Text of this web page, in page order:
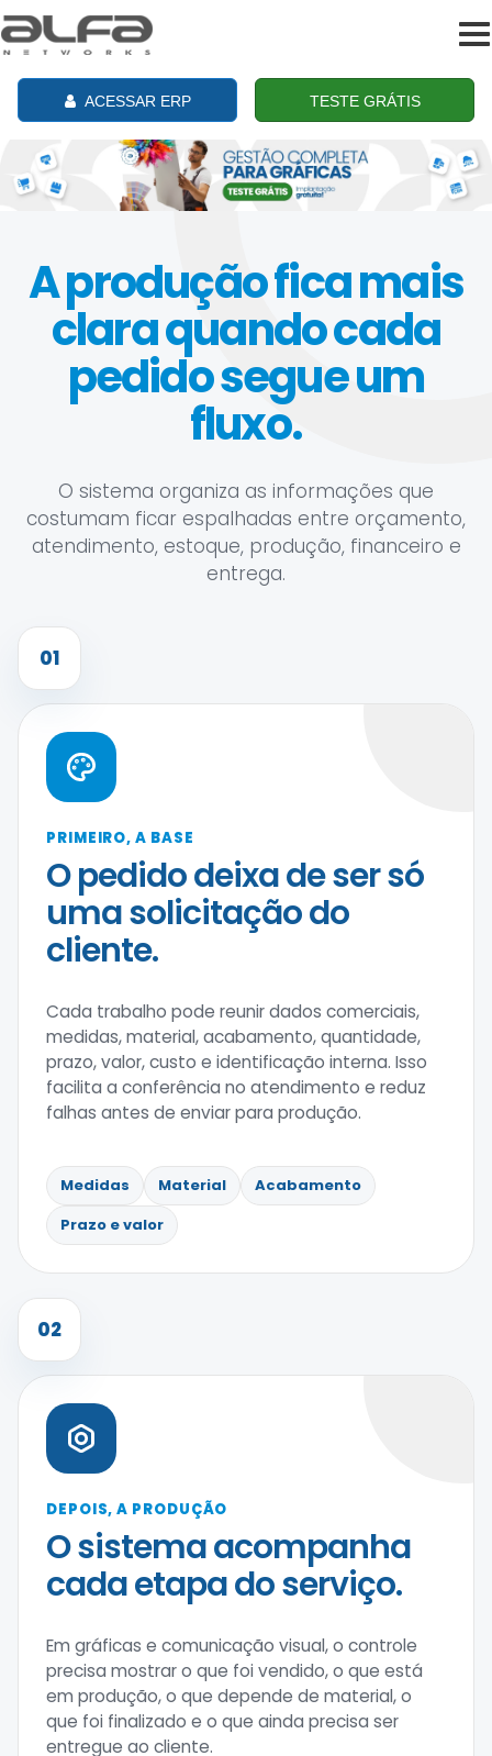
ACESSAR ERP TESTE GRÁTIS
A produção fica mais
clara quando cada
pedido segue um
fluxo.
O sistema organiza as informações que
costumam ficar espalhadas entre orçamento,
atendimento, estoque, produção, financeiro e
entrega.
01
PRIMEIRO, A BASE
O pedido deixa de ser só
uma solicitação do
cliente.
Cada trabalho pode reunir dados comerciais,
medidas, material, acabamento, quantidade,
prazo, valor, custo e identificação interna. Isso
facilita a conferência no atendimento e reduz
falhas antes de enviar para produção.
Medidas Material
Acabamento
Prazo e valor
02
DEPOIS, A PRODUÇÃO
O sistema acompanha
cada etapa do serviço.
Em gráficas e comunicação visual, o controle
precisa mostrar o que foi vendido, o que está
em produção, o que depende de material, o
que foi finalizado e o que ainda precisa ser
entregue ao cliente.